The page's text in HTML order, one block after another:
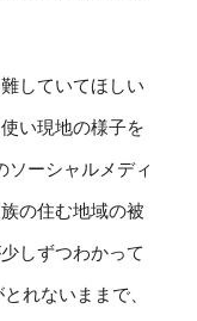
していてほしい
い現地の様子を
ソーシャルメディ
の住む地域の被
しずつわかって
れないままで、